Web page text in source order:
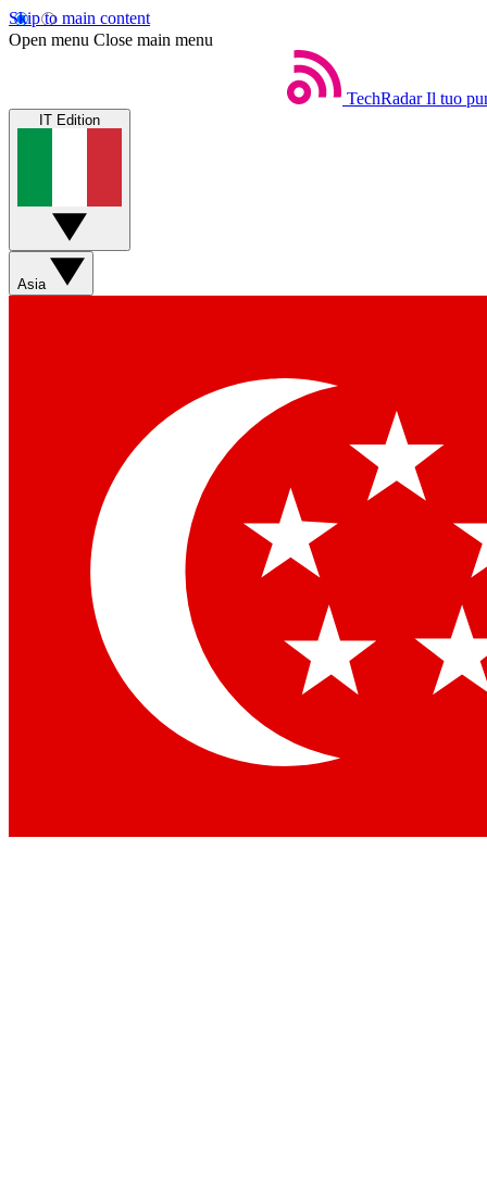
Skip to main content
Open menu Close main menu
TechRadar Il tuo
IT Edition
Asia